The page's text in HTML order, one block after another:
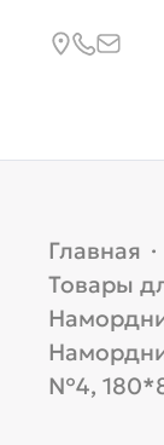
Главная ·
Товары
№4,